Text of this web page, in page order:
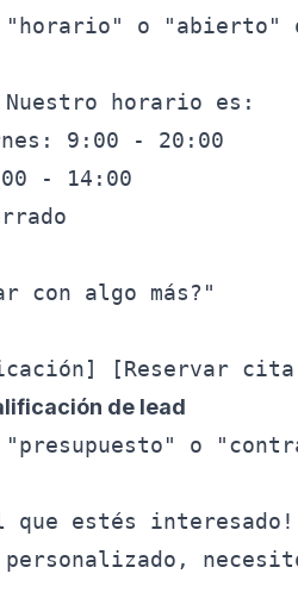
"horario" o "abierto"
horario es:
9:00 - 20:00
- 14:00
con algo más?"
de lead
"presupuesto" o
que estés